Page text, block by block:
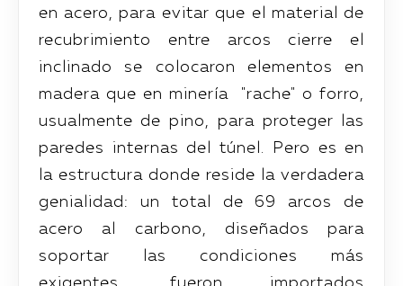
en acero, para evitar que el material de
recubrimiento entre arcos cierre el
inclinado se colocaron elementos en
madera que en minería "rache" o forro,
usualmente de pino, para proteger las
paredes internas del túnel. Pero es en
la estructura donde reside la verdadera
genialidad: un total de 69 arcos de
acero al carbono, diseñados para
soportar las condiciones más